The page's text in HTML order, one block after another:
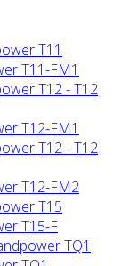
T11
T11-FM1
T12 - T12
T12-FM1
T12 - T12
T12-FM2
T15
T15-F
TQ1